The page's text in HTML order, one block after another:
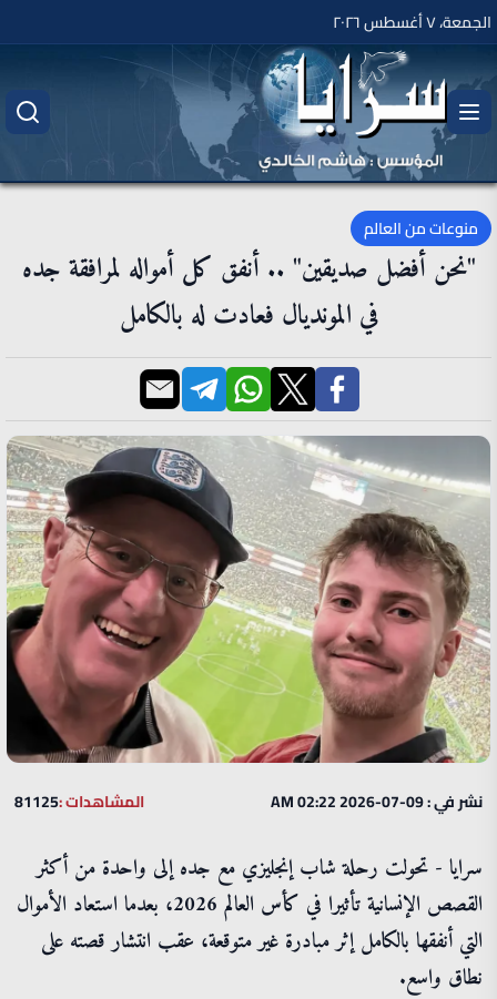
الجمعة، ٧ أغسطس ٢٠٢٦
منوعات من العالم
"نحن أفضل صديقين" .. أنفق كل أمواله لمرافقة جده
في المونديال فعادت له بالكامل
نشر في : 09-07-2026 02:22 AM المشاهدات :81125
سرايا - تحولت رحلة شاب إنجليزي مع جده إلى واحدة من أكثر
القصص الإنسانية تأثيرا في كأس العالم 2026، بعدما استعاد الأموال
التي أنفقها بالكامل إثر مبادرة غير متوقعة، عقب انتشار قصته على
نطاق واسع.